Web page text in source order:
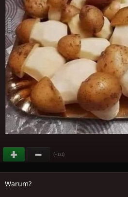
(+131)
Warum?